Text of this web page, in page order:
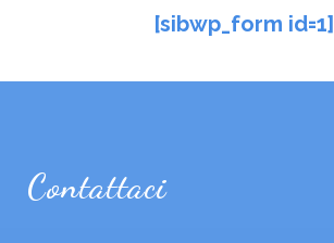
[sibwp_form id=1]
Contattaci